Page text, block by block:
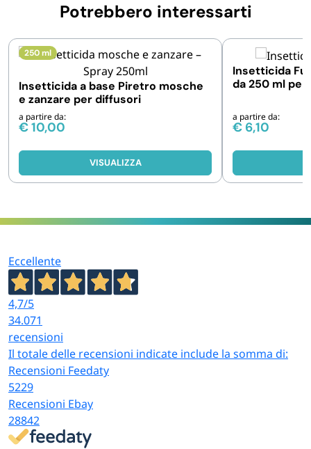
Potrebbero interessarti
250 ml
Insetticida a base Piretro mosche
e zanzare per diffusori
a partire da:
€10,00
VISUALIZZA
Insetticida
da 250 ml per
a partire da:
€ 6,10
Eccellente
4,7/5
34.071
recensioni
Il totale delle recensioni indicate include la somma di:
Recensioni Feedaty
5229
Recensioni Ebay
28842